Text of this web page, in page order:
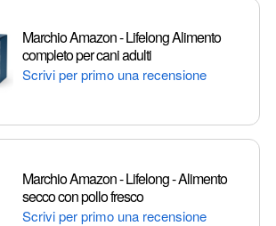
Marchio Amazon - Lifelong Alimento
completo per cani adulti
Scrivi per primo una recensione
Marchio Amazon - Lifelong - Alimento
secco con pollo fresco
Scrivi per primo una recensione